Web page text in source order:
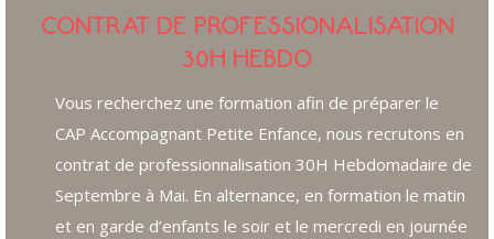
CONTRAT DE PROFESSIONALISATION
30H HEBDO
Vous recherchez une formation afin de préparer le
CAP Accompagnant Petite Enfance, nous recrutons en
contrat de professionnalisation 30H Hebdomadaire de
Septembre à Mai. En alternance, en formation le matin
et en garde d’enfants le soir et le mercredi en journée